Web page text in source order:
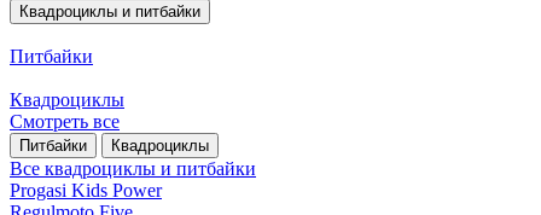
Квадроциклы и питбайки
Питбайки
Квадроциклы
Смотреть все
Питбайки Квадроциклы
Все квадроциклы и питбайки
Progasi Kids Power